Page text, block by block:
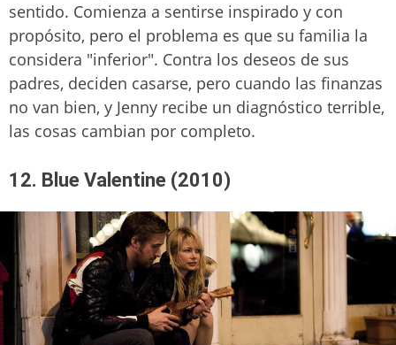
sentido. Comienza a sentirse inspirado y con
propósito, pero el problema es que su familia la
considera "inferior". Contra los deseos de sus
padres, deciden casarse, pero cuando las finanzas
no van bien, y Jenny recibe un diagnóstico terrible,
las cosas cambian por completo.
12. Blue Valentine (2010)